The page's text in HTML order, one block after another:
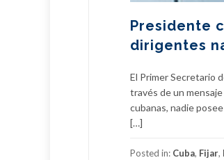
Presidente
dirigentes
El Primer Secretario
través de un
cubanas, nadie
[…]
Posted in: Cuba, Fijar,